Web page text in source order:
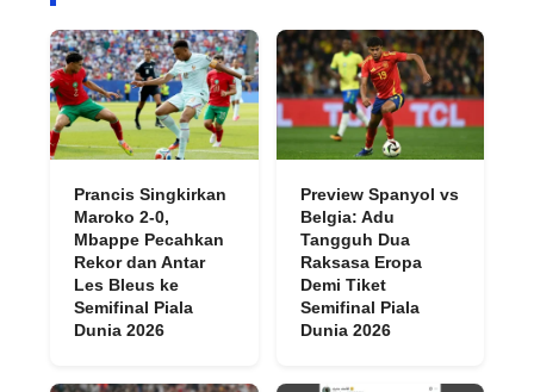
Prancis Singkirkan
Maroko 2-0,
Mbappe Pecahkan
Rekor dan Antar
Les Bleus ke
Semifinal Piala
Dunia 2026
Preview Spanyol vs
Belgia: Adu
Tangguh Dua
Raksasa Eropa
Demi Tiket
Semifinal Piala
Dunia 2026